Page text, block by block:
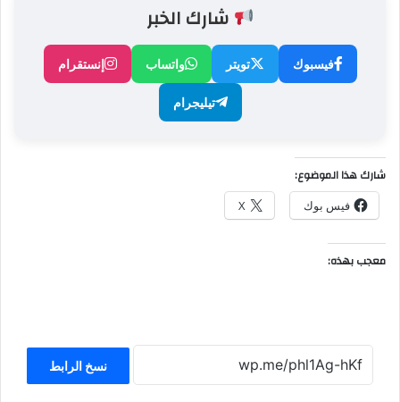
شارك الخبر
فيسبوك تويتر واتساب إنستقرام
تيليجرام
شارك هذا الموضوع:
فيس بوك X
معجب بهذه:
نسخ الرابط